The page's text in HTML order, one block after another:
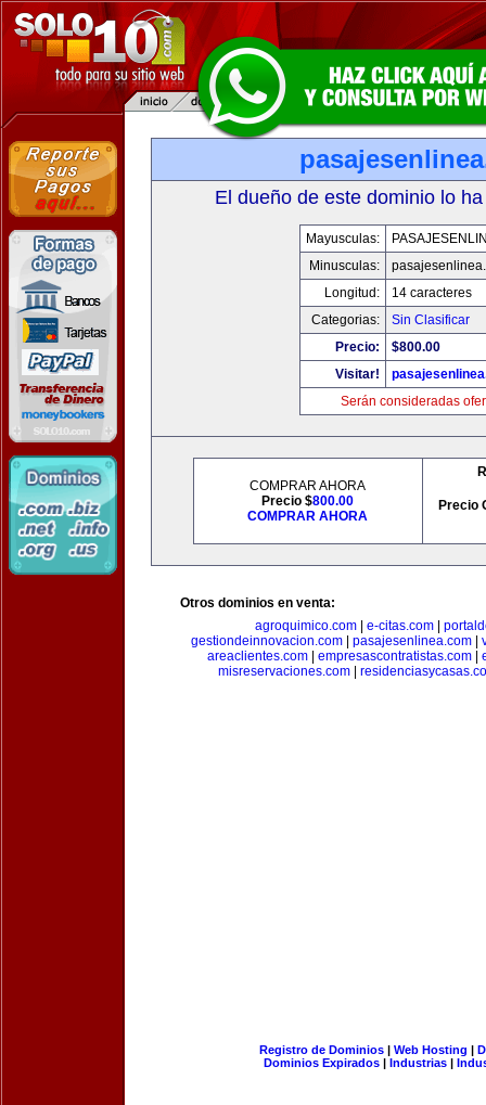
El dueño de este dominio lo
Mayusculas:
Minusculas:
Longitud:
14 caracteres
Categorias:
Sin Clasificar
Precio:
$800.00
Visitar!
Serán consideradas
COMPRAR AHORA
Precio $800.00
COMPRAR AHORA
Precio
Otros dominios en venta:
agroquimico.com
e-citas.com
gestiondeinnovacion.com| pasajesenlinea.com|
areaclientes.com| empresascontratistas.com|
misreservaciones.com|
Registro de Dominios| Web Hosting |
Dominios Expirados | Industrias |